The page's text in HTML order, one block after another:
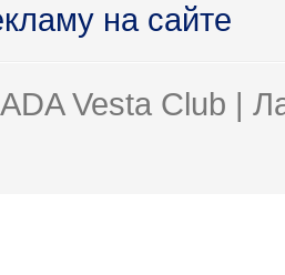
на сайте
Vesta Club |